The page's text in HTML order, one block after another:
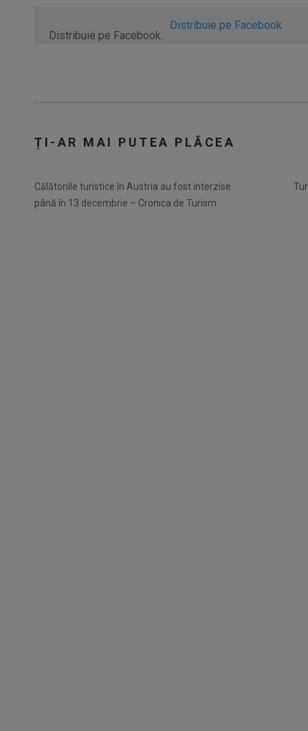
Distribuie pe Facebook:
Distribuie pe Facebook
ȚI-AR MAI PUTEA PLĂCEA
Călătoriile turistice în Austria au fost interzise
până în 13 decembrie – Cronica de Turism